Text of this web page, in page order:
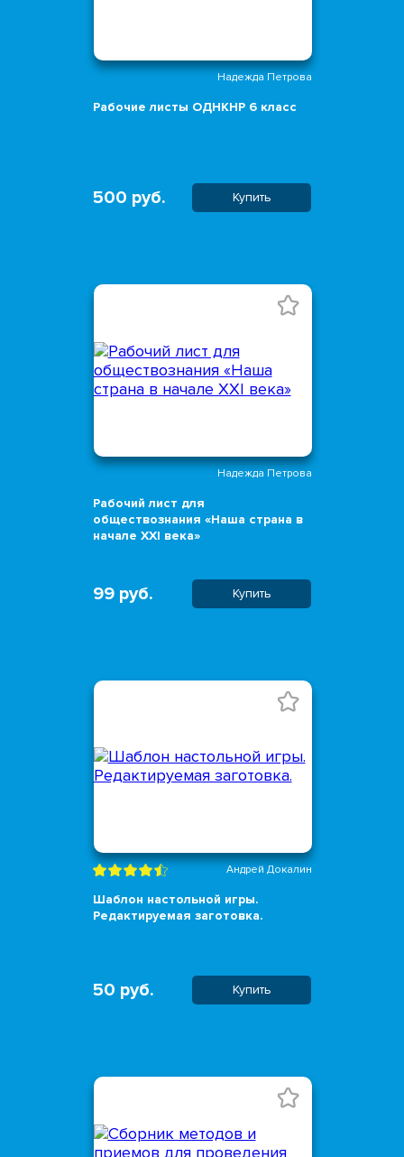
Надежда Петрова
Рабочие листы ОДНКНР 6 класс
500 руб. Купить
Надежда Петрова
Рабочий лист для
обществознания «Наша страна в
начале XXI века»
99 руб. Купить
Андрей Докалин
Шаблон настольной игры.
Редактируемая заготовка.
50 руб. Купить